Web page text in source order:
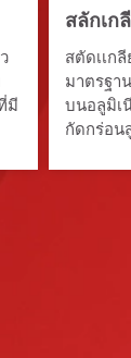
มี
สลักเก
สตัดเเก
มาตรฐา
บนอลูมิเ
กัดกร่อน